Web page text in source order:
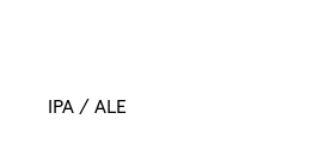
IPA / ALE